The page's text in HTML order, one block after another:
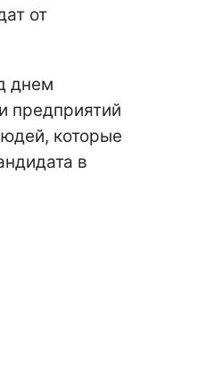
от
днем
предприятий
которые
в